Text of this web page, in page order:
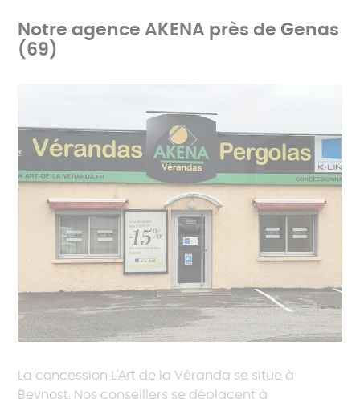
Notre agence AKENA près de Genas
(69)
La concession L'Art de la Véranda se situe à
Beynost. Nos conseillers se déplacent à